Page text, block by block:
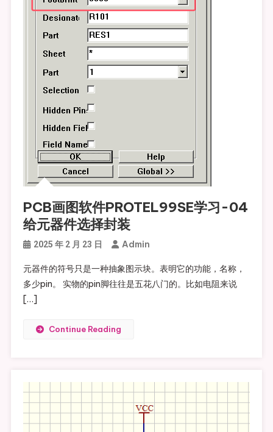
PCB画图软件PROTEL99SE学习-04
给元器件选择封装
2025 年 2 月 23 日 Admin
元器件的符号只是一种抽象图示块。表明它的功能，名称，
多少pin。 实物的pin脚往往是五花八门的。比如电阻来说
[…]
Continue Reading